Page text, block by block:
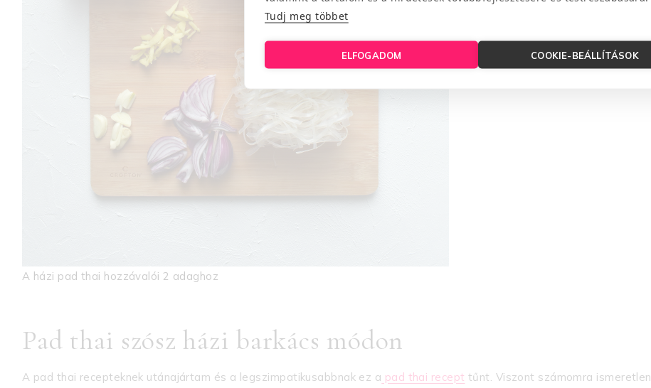
Tudj meg többet
ELFOGADOM COOKIE-BEÁLLÍTÁSOK
A házi pad thai hozzávalói 2 adaghoz
Pad thai szósz házi barkács módon
A pad thai recepteknek utánajártam és a legszimpatikusabbnak ez a pad thai recept tűnt. Viszont számomra ismeretlen